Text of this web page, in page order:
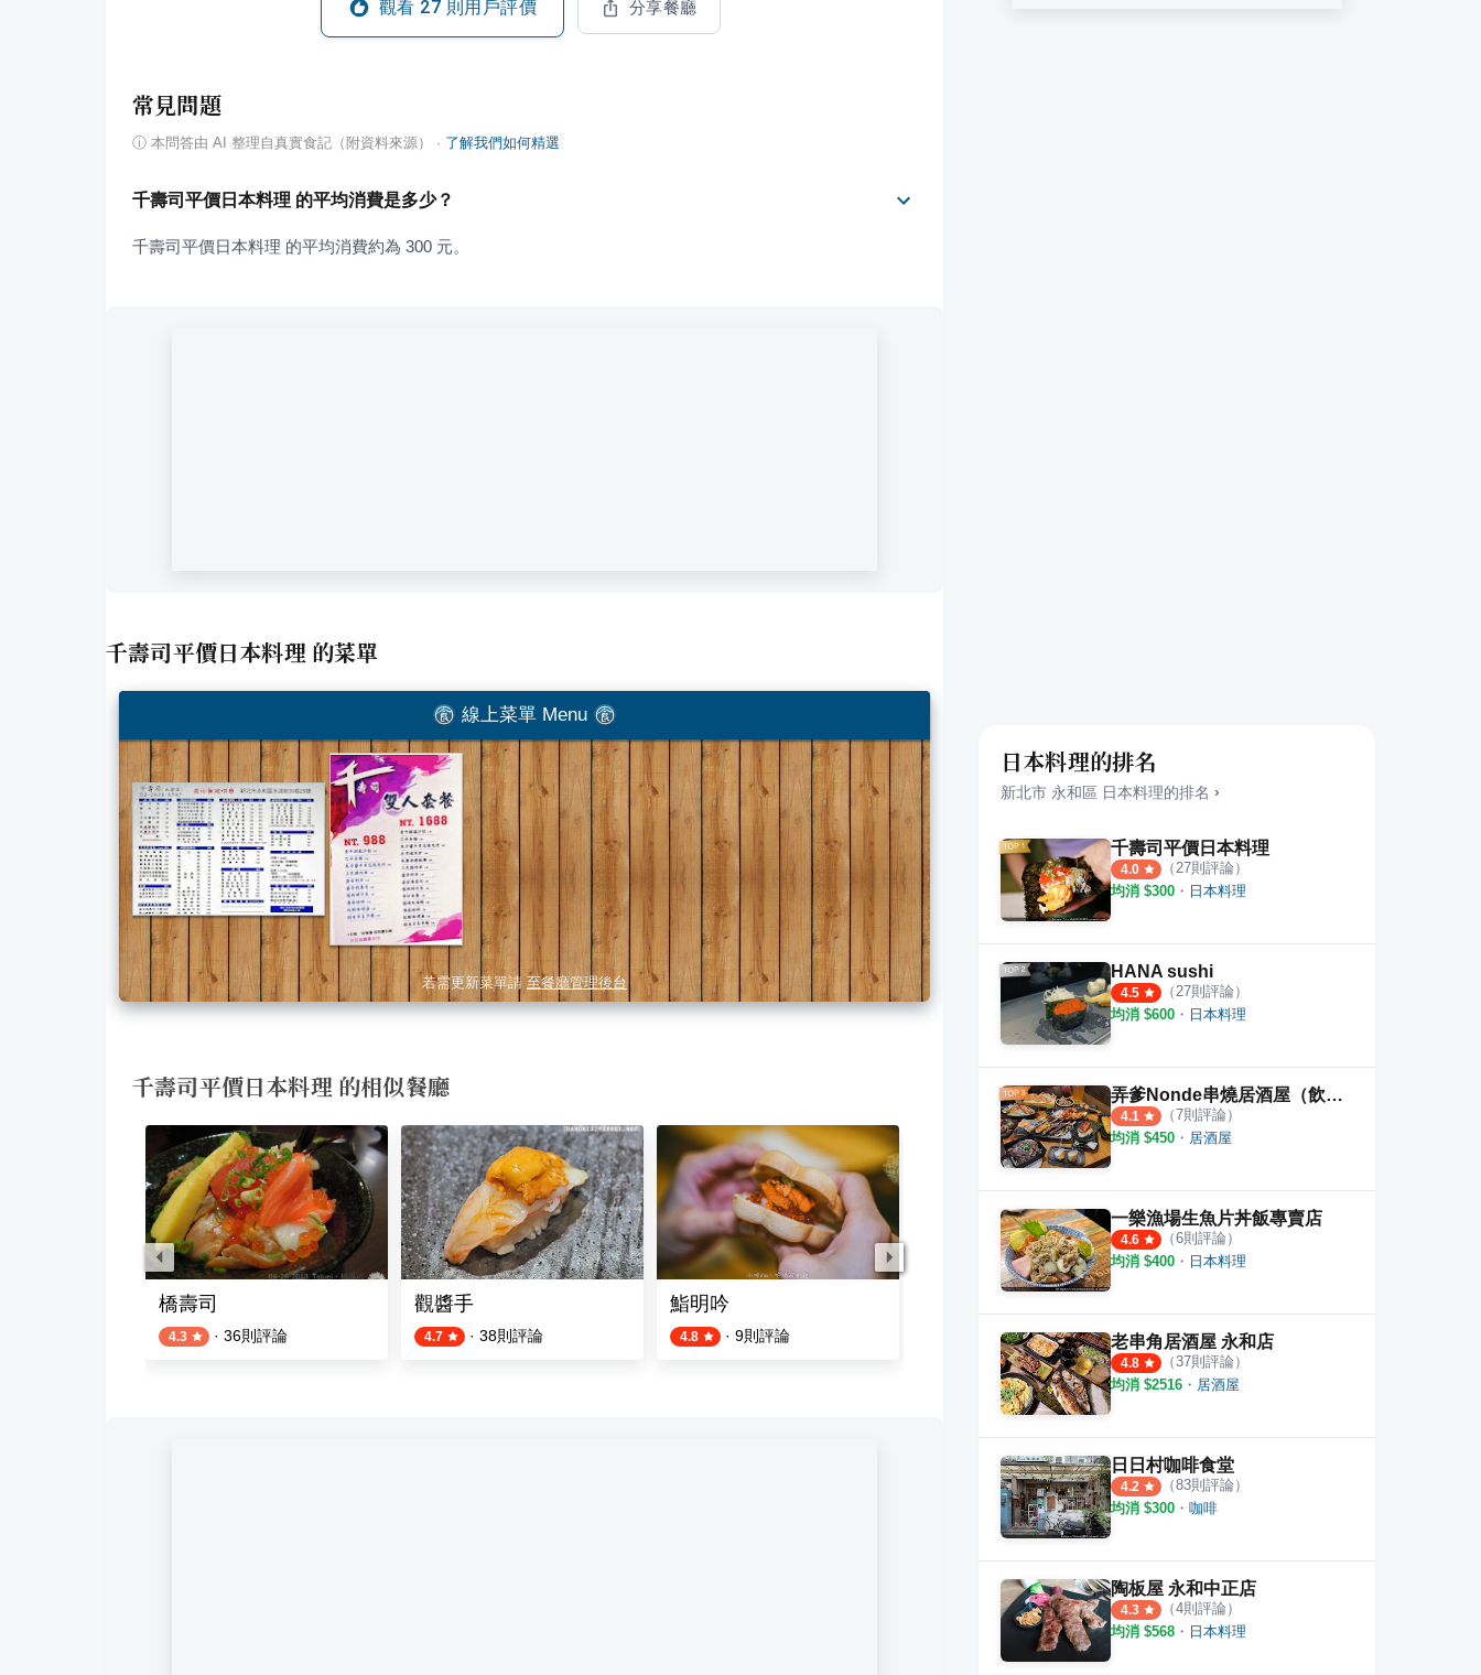
觀看 27 則用戶評價 分享餐廳
常見問題
ⓘ 本問答由 AI 整理自真實食記（附資料來源） · 了解我們如何精選
千壽司平價日本料理 的平均消費是多少？
千壽司平價日本料理 的平均消費約為 300 元。
千壽司平價日本料理 的菜單
線上菜單 Menu
若需更新菜單請 至餐廳管理後台
千壽司平價日本料理 的相似餐廳
橋壽司
4.3 · 36則評論
觀醬手
4.7 · 38則評論
鮨明吟
4.8 · 9則評論 125則評論 4.5 ·45則評論
日本料理的排名
新北市 永和區 日本料理的排名 ›
千壽司平價日本料理
4.0 （27則評論）
均消 $300 ・ 日本料理
HANA sushi
4.5 （27則評論）
均消 $600 ・ 日本料理
弄爹Nonde串燒居酒屋（飲んで飲んで）
4.1 （7則評論）
均消 $450 ・ 居酒屋
一樂漁場生魚片丼飯專賣店
4.6 （6則評論）
均消 $400 ・ 日本料理
老串角居酒屋 永和店
4.8 （37則評論）
均消 $2516 ・ 居酒屋
日日村咖啡食堂
4.2 （83則評論）
均消 $300 ・ 咖啡
陶板屋 永和中正店
4.3 （4則評論）
均消 $568 ・ 日本料理